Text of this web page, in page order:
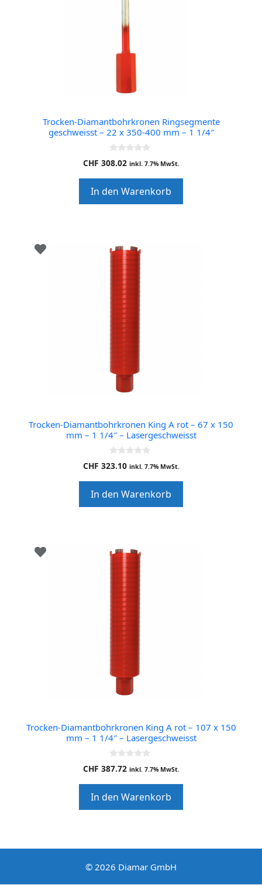
Trocken-Diamantbohrkronen Ringsegmente
geschweisst – 22 x 350-400 mm – 1 1/4″
0
o
o
f
5
CHF 308.02 inkl. 7.7% MwSt.
In den Warenkorb
Trocken-Diamantbohrkronen King A rot – 67 x 150
mm – 1 1/4″ – Lasergeschweisst
0
o
o
f
5
CHF 323.10 inkl. 7.7% MwSt.
In den Warenkorb
Trocken-Diamantbohrkronen King A rot – 107 x 150
mm – 1 1/4″ – Lasergeschweisst
0
o
o
f
5
CHF 387.72 inkl. 7.7% MwSt.
In den Warenkorb
© 2026 Diamar GmbH